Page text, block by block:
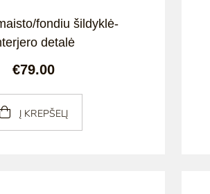
fondiu šildyklė-
detalė
€79.00
Į KREPŠELĮ